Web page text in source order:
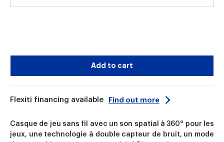
Add to cart
Flexiti financing available Find out more
Casque de jeu sans fil avec un son spatial à 360° pour les
jeux, une technologie à double capteur de bruit, un mode